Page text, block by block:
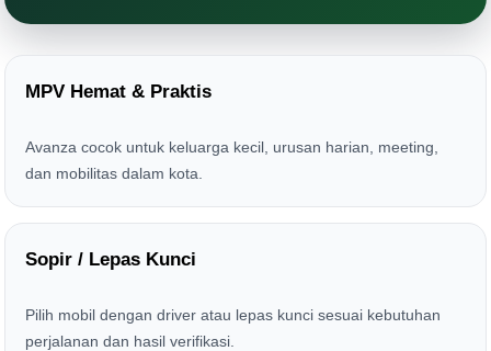
MPV Hemat & Praktis
Avanza cocok untuk keluarga kecil, urusan harian, meeting,
dan mobilitas dalam kota.
Sopir / Lepas Kunci
Pilih mobil dengan driver atau lepas kunci sesuai kebutuhan
perjalanan dan hasil verifikasi.